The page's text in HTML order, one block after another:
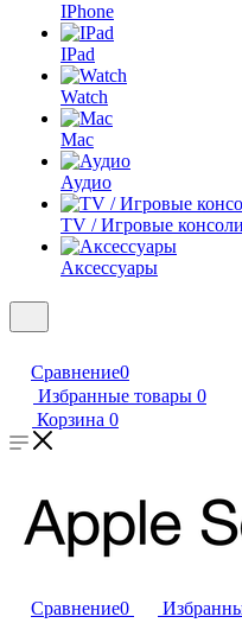
IPhone
IPad
Watch
Mac
Аудио
TV / Игровые консоли
Аксессуары
Сравнение0
Избранные товары 0
Корзина 0
Сравнение0